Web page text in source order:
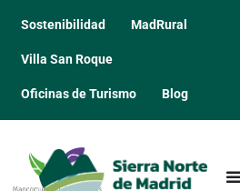
Sostenibilidad MadRural
Villa San Roque
Oficinas de Turismo Blog